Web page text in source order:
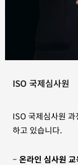
ISO 국제심사원
ISO 국제심사원
하고 있습니다.
– 온라인 심사원 교